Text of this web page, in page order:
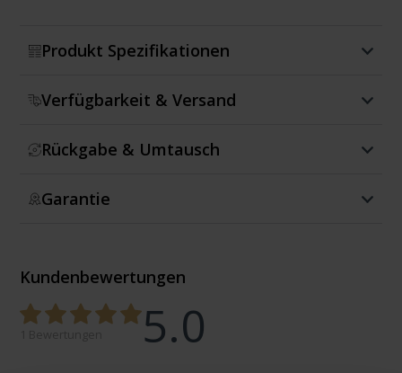
Produkt Spezifikationen
Verfügbarkeit & Versand
Rückgabe & Umtausch
Garantie
Kundenbewertungen
5.0